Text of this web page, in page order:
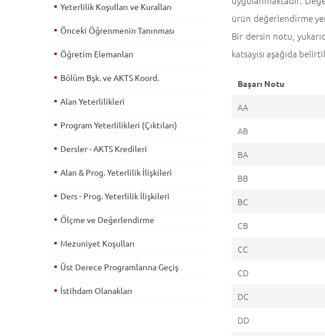
ürün değerlendirme
Bir dersin notu,
katsayısı aşağıda
Başarı Notu
AA
AB
BA
BB
BC
CB
CC
CD
DC
DD
Yeterlilik Koşulları ve Kuralları
Önceki Öğrenmenin Tanınması
Öğretim Elemanları
Bölüm Bşk. ve AKTS Koord.
Alan Yeterlilikleri
Program Yeterlilikleri (Çıktıları)
Dersler - AKTS Kredileri
Alan & Prog. Yeterlilik İlişkileri
Ders - Prog. Yeterlilik İlişkileri
Ölçme ve Değerlendirme
Mezuniyet Koşulları
Üst Derece Programlarına Geçiş
İstihdam Olanakları